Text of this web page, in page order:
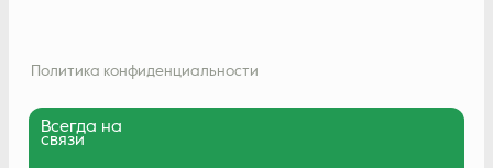
Политика конфиденциальности
Всегда на
связи